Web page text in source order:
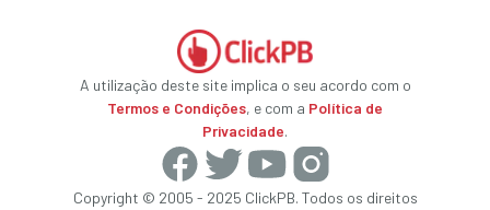
A utilização deste site implica o seu acordo com o
Termos e Condições, e com a Política de
Privacidade.
Copyright © 2005 - 2025 ClickPB. Todos os direitos